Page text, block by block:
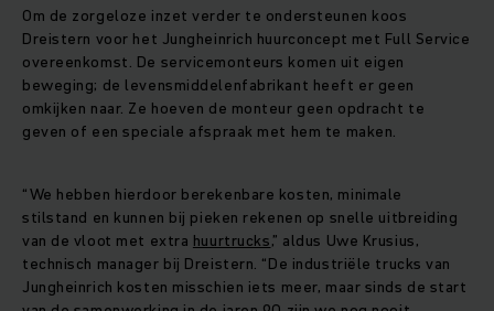
Om de zorgeloze inzet verder te ondersteunen koos
Dreistern voor het Jungheinrich huurconcept met Full Service
overeenkomst. De servicemonteurs komen uit eigen
beweging; de levensmiddelenfabrikant heeft er geen
omkijken naar. Ze hoeven de monteur geen opdracht te
geven of een speciale afspraak met hem te maken.
“We hebben hierdoor berekenbare kosten, minimale
stilstand en kunnen bij pieken rekenen op snelle uitbreiding
van de vloot met extra huurtrucks,” aldus Uwe Krusius,
technisch manager bij Dreistern. “De industriële trucks van
Jungheinrich kosten misschien iets meer, maar sinds de start